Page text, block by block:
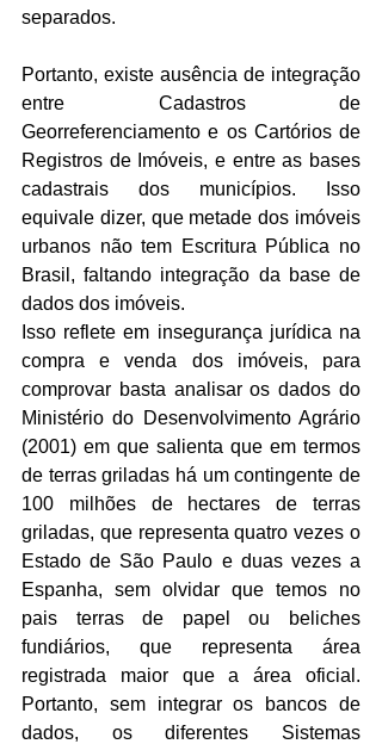
separados.
Portanto, existe ausência de integração
entre Cadastros de
Georreferenciamento e os Cartórios de
Registros de Imóveis, e entre as bases
cadastrais dos municípios. Isso
equivale dizer, que metade dos imóveis
urbanos não tem Escritura Pública no
Brasil, faltando integração da base de
dados dos imóveis.
Isso reflete em insegurança jurídica na
compra e venda dos imóveis, para
comprovar basta analisar os dados do
Ministério do Desenvolvimento Agrário
(2001) em que salienta que em termos
de terras griladas há um contingente de
100 milhões de hectares de terras
griladas, que representa quatro vezes o
Estado de São Paulo e duas vezes a
Espanha, sem olvidar que temos no
pais terras de papel ou beliches
fundiários, que representa área
registrada maior que a área oficial.
Portanto, sem integrar os bancos de
dados, os diferentes Sistemas